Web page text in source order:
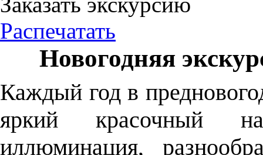
Распечатать
Новогодняя
Каждый год в
яркий красочный
иллюминация,